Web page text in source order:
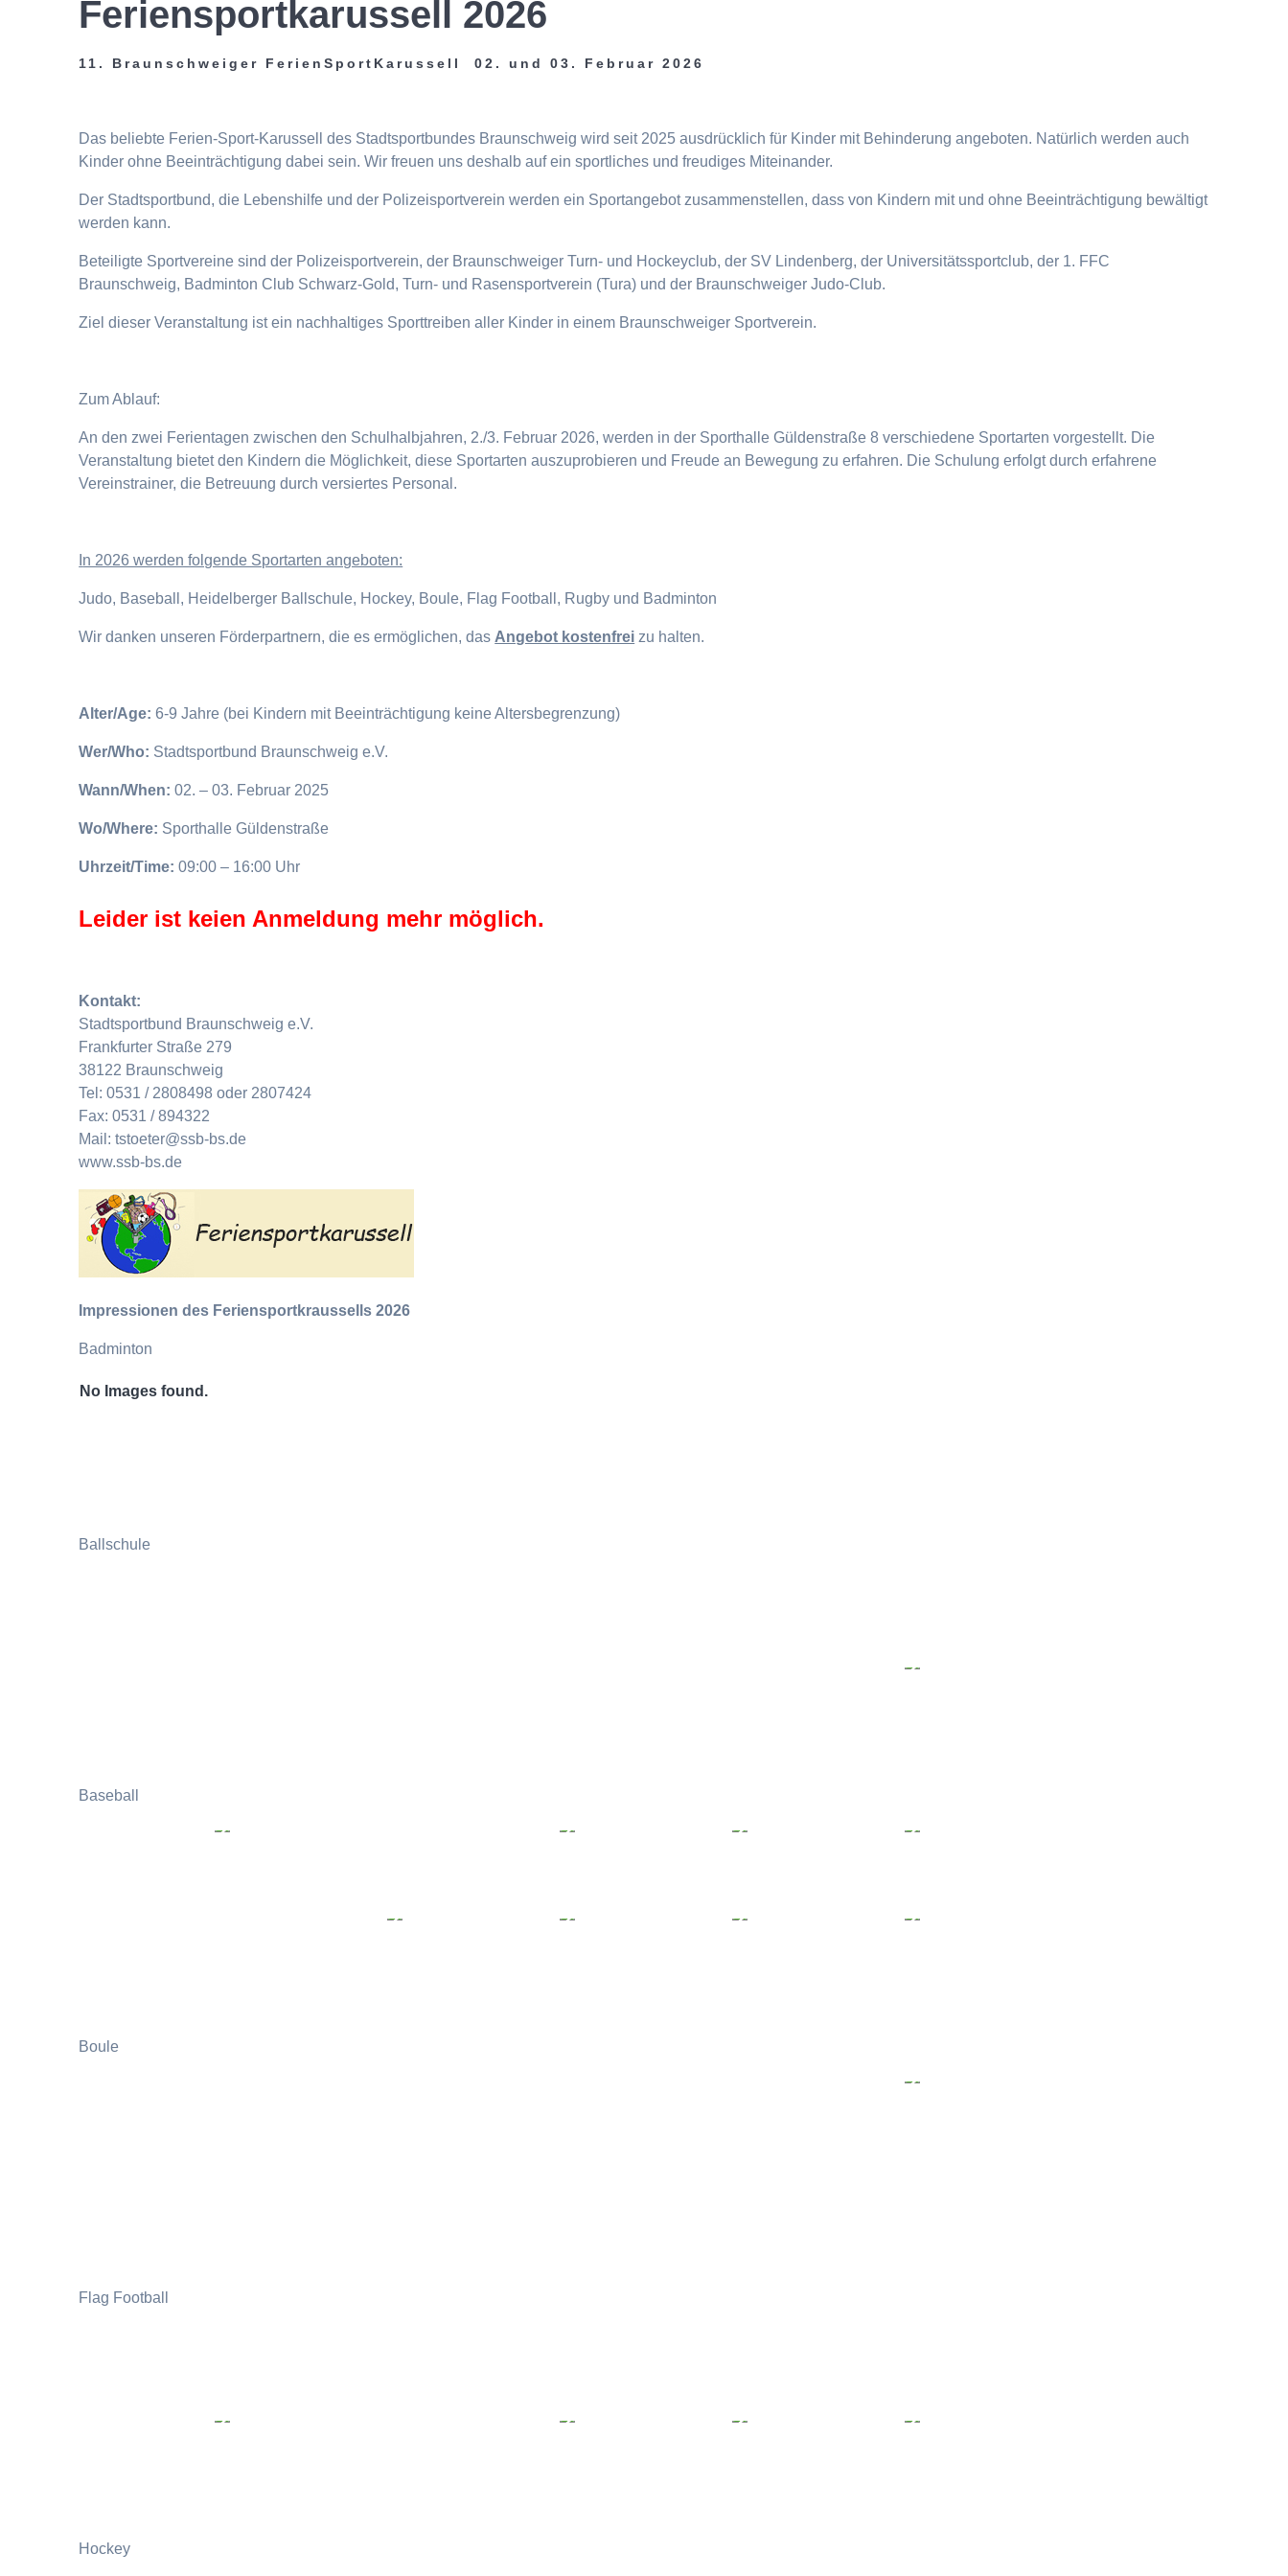
Feriensportkarussell 2026
11. Braunschweiger FerienSportKarussell 02. und 03. Februar 2026
Das beliebte Ferien-Sport-Karussell des Stadtsportbundes Braunschweig wird seit 2025 ausdrücklich für Kinder mit Behinderung angeboten. Natürlich werden auch
Kinder ohne Beeinträchtigung dabei sein. Wir freuen uns deshalb auf ein sportliches und freudiges Miteinander.
Der Stadtsportbund, die Lebenshilfe und der Polizeisportverein werden ein Sportangebot zusammenstellen, dass von Kindern mit und ohne Beeinträchtigung bewältigt
werden kann.
Beteiligte Sportvereine sind der Polizeisportverein, der Braunschweiger Turn- und Hockeyclub, der SV Lindenberg, der Universitätssportclub, der 1. FFC
Braunschweig, Badminton Club Schwarz-Gold, Turn- und Rasensportverein (Tura) und der Braunschweiger Judo-Club.
Ziel dieser Veranstaltung ist ein nachhaltiges Sporttreiben aller Kinder in einem Braunschweiger Sportverein.
Zum Ablauf:
An den zwei Ferientagen zwischen den Schulhalbjahren, 2./3. Februar 2026, werden in der Sporthalle Güldenstraße 8 verschiedene Sportarten vorgestellt. Die
Veranstaltung bietet den Kindern die Möglichkeit, diese Sportarten auszuprobieren und Freude an Bewegung zu erfahren. Die Schulung erfolgt durch erfahrene
Vereinstrainer, die Betreuung durch versiertes Personal.
n 2026 werden folgende Sportarten angeboten:
Judo, Baseball, Heidelberger Ballschule, Hockey, Boule, Flag Football, Rugby und Badminton
Wir danken unseren Förderpartnern, die es ermöglichen, das Angebot kostenfrei zu halten.
Alter/Age:6-9 Jahre (bei Kindern mit Beeinträchtigung keine Altersbegrenzung)
Wer/Who: Stadtsportbund Braunschweig e.V.
Wann/When:02. – 03. Februar 2025
Wo/Where: Sporthalle Güldenstraße
Uhrzeit/Time:09:00 – 16:00 Uhr
Leider ist keien Anmeldung mehr möglich.
Kontakt:
Stadtsportbund Braunschweig e.V.
Frankfurter Straße 279
38122 Braunschweig
Tel: 0531 / 2808498 oder 2807424
Fax: 0531 / 894322
Mail: tstoeter@ssb-bs.de
www.ssb-bs.de
Impressionen des Feriensportkraussells 2026
Badminton
No Images found.
Ballschule
Baseball
Boule
Flag Football
Hockey